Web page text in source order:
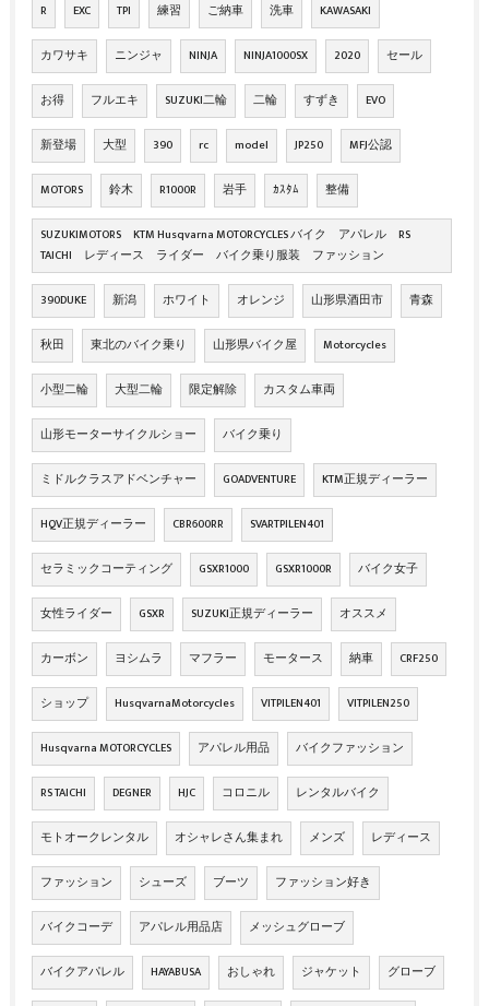
R EXC TPI 練習 ご納車 洗車 KAWASAKI
カワサキ ニンジャ NINJA NINJA1000SX 2020 セール
お得 フルエキ SUZUKI二輪 二輪 すずき EVO
新登場 大型 390 rc model JP250 MFJ公認
MOTORS 鈴木 R1000R 岩手 ｶｽﾀﾑ 整備
SUZUKIMOTORS KTM Husqvarna MOTORCYCLES バイク アパレル RS
TAICHI レディース ライダー バイク乗り服装 ファッション
390DUKE 新潟 ホワイト オレンジ 山形県酒田市 青森
秋田 東北のバイク乗り 山形県バイク屋 Motorcycles
小型二輪 大型二輪 限定解除 カスタム車両
山形モーターサイクルショー バイク乗り
ミドルクラスアドベンチャー GOADVENTURE KTM正規ディーラー
HQV正規ディーラー CBR600RR SVARTPILEN401
セラミックコーティング GSXR1000 GSXR1000R バイク女子
女性ライダー GSXR SUZUKI正規ディーラー オススメ
カーボン ヨシムラ マフラー モータース 納車 CRF250
ショップ HusqvarnaMotorcycles VITPILEN401 VITPILEN250
Husqvarna MOTORCYCLES アパレル用品 バイクファッション
RS TAICHI DEGNER HJC コロニル レンタルバイク
モトオークレンタル オシャレさん集まれ メンズ レディース
ファッション シューズ ブーツ ファッション好き
バイクコーデ アパレル用品店 メッシュグローブ
バイクアパレル HAYABUSA おしゃれ ジャケット グローブ